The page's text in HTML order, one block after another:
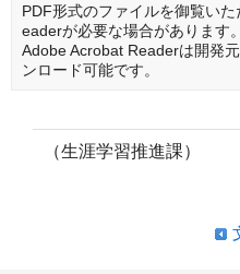
PDF形式のファイルを御覧い
eaderが必要な場合があります。
Adobe Acrobat Readerは開発
ンロード可能です。
（生涯学習推進課）